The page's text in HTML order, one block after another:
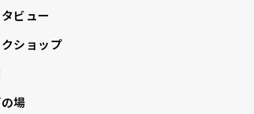
ビュー
ショップ
場